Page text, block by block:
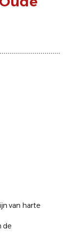
van harte
de